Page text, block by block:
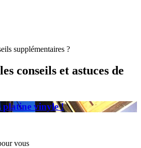
supplémentaires ?
conseils et astuces de
platine vinyle !
vous